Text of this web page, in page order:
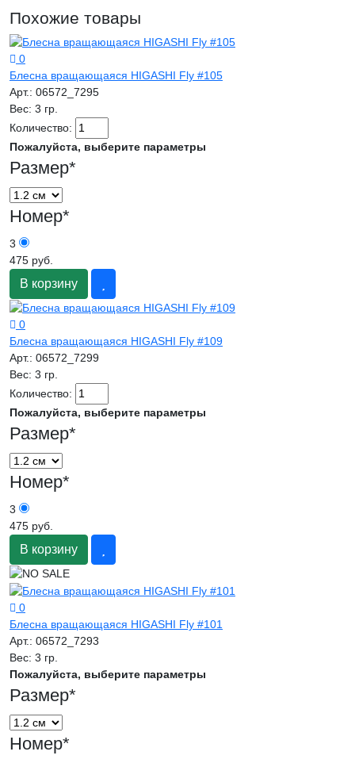
Похожие товары
0
Блесна вращающаяся HIGASHI Fly #105
Арт.: 06572_7295
Вес: 3 гр.
Количество:
Пожалуйста, выберите параметры
Размер*
Номер*
3
475 руб.
В корзину
0
Блесна вращающаяся HIGASHI Fly #109
Арт.: 06572_7299
Вес: 3 гр.
Количество:
Пожалуйста, выберите параметры
Размер*
Номер*
3
475 руб.
В корзину
0
Блесна вращающаяся HIGASHI Fly #101
Арт.: 06572_7293
Вес: 3 гр.
Пожалуйста, выберите параметры
Размер*
Номер*